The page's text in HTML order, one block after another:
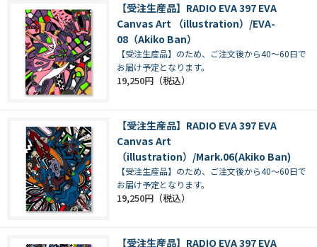
【受注生産品】RADIO EVA 397 EVA
Canvas Art （illustration）/EVA-
08（Akiko Ban）
【受注生産品】のため、ご注文後から40～60日で
お届け予定となります。
19,250円
【受注生産品】RADIO EVA 397 EVA
Canvas Art
（illustration）/Mark.06(Akiko Ban)
【受注生産品】のため、ご注文後から40～60日で
お届け予定となります。
19,250円
【受注生産品】RADIO EVA 397 EVA